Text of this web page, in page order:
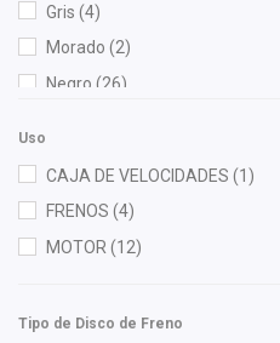
Injetech(2)
Interfil(1)
Mirsa Autopartes
Polar(4)
Gris (4)
Morado (2)
Negro (26)
Uso
CAJA DE VELOCIDADES (1)
FRENOS (4)
MOTOR (12)
Tipo de Disco de Freno